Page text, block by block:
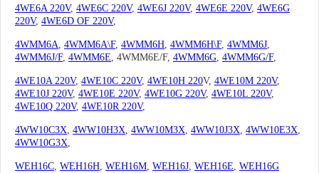
4WE6A 220V, 4WE6C 220V, 4WE6J 220V, 4WE6E 220V, 4WE6G
220V, 4WE6D OF 220V,
4WMM6А, 4WMM6A\F, 4WMM6H, 4WMM6H\F, 4WMM6J,
4WMM6J/F, 4WMM6E, 4WMM6E/F, 4WMM6G, 4WMM6G/F,
4WE10A 220V, 4WE10C 220V, 4WE10H 220V, 4WE10M 220V,
4WE10J 220V, 4WE10E 220V, 4WE10G 220V, 4WE10L 220V,
4WE10Q 220V, 4WE10R 220V,
4WW10C3X, 4WW10H3X, 4WW10M3X, 4WW10J3X, 4WW10E3X,
4WW10G3X,
WEH16C, WEH16H, WEH16M, WEH16J, WEH16E, WEH16G